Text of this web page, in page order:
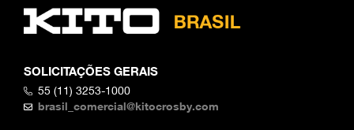
SOLICITAÇÕES GERAIS
55 (11) 3253-1000
brasil_comercial@kitocrosby.com